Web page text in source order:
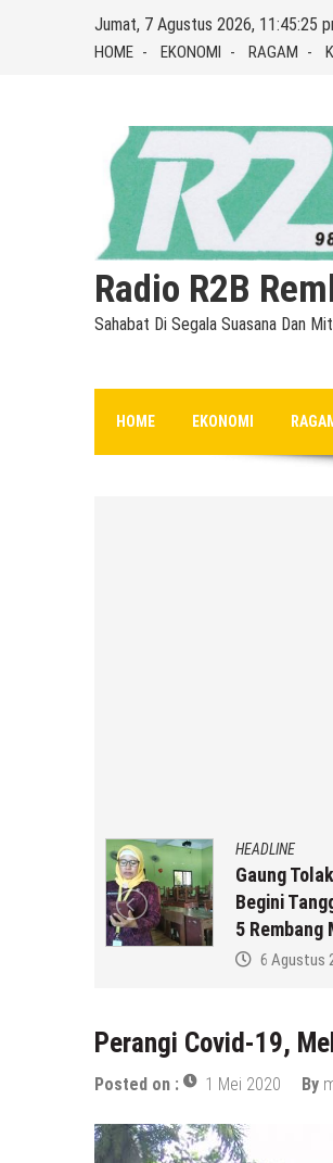
Jumat, 7 Agustus 2026, 11:45:26
HOME EKONOMI RAGAM
Radio R2B
Sahabat Di Segala Suasana Dan
HOME EKONOMI
HEADLINE
Gaung
Begini
5 Rembang
6 Agustus
Perangi Covid-19,
Posted on : 1 Mei 2020 By